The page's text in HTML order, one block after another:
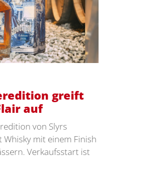
greift
auf
von Slyrs
mit einem Finish
Verkaufsstart ist